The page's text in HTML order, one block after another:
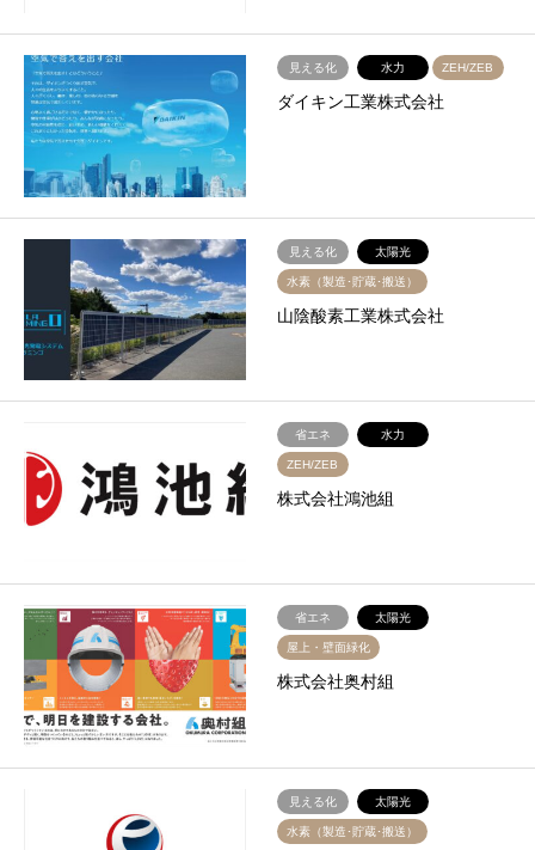
見える化 水力 ZEH/ZEB
ダイキン工業株式会社
見える化 太陽光
水素（製造･貯蔵･搬送）
山陰酸素工業株式会社
省エネ 水力
ZEH/ZEB
株式会社鴻池組
省エネ 太陽光
屋上・壁面緑化
株式会社奥村組
見える化 太陽光
水素（製造･貯蔵･搬送）